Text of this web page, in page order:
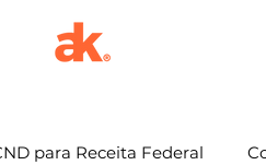
para Receita Federal